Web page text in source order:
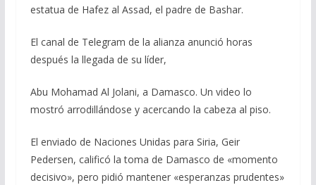
estatua de Hafez al Assad, el padre de Bashar.
El canal de Telegram de la alianza anunció horas
después la llegada de su líder,
Abu Mohamad Al Jolani, a Damasco. Un video lo
mostró arrodillándose y acercando la cabeza al piso.
El enviado de Naciones Unidas para Siria, Geir
Pedersen, calificó la toma de Damasco de «momento
decisivo», pero pidió mantener «esperanzas prudentes»